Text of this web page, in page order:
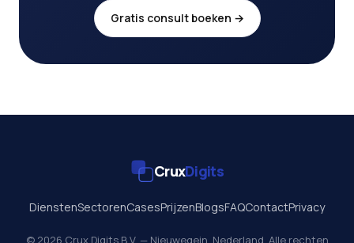
Gratis consult boeken →
CruxDigits
DienstenSectorenCasesPrijzenBlogsFAQContactPrivacy
© 2026 Crux Digits B.V. — Nieuwegein, Nederland. Alle rechten